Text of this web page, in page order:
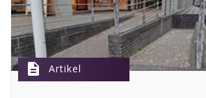
description Artikel